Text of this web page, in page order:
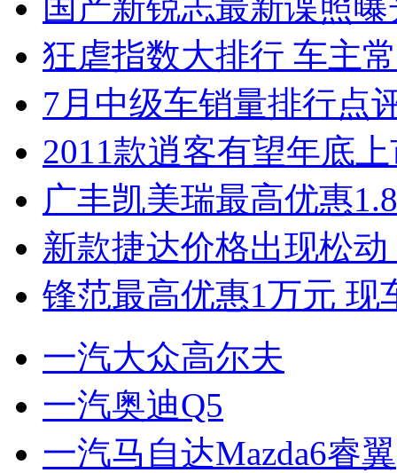
狂虐指数大排行 车主
7月中级车销量排行点
2011款逍客有望年底
广丰凯美瑞最高优惠
新款捷达价格出现松
锋范最高优惠1万元 现
一汽大众高尔夫
一汽奥迪Q5
一汽马自达Mazda6睿翼